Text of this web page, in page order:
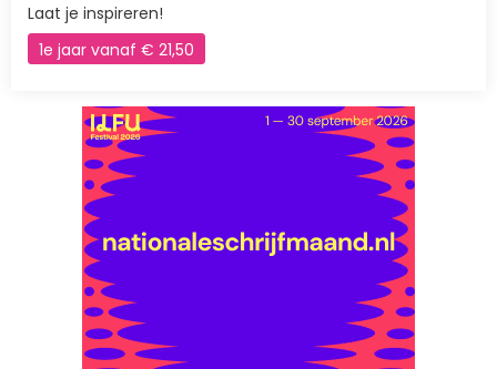
Laat je inspireren!
1e jaar vanaf € 21,50